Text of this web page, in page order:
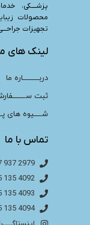
پزشــــکی،
محصولات
تجهیزات
لینک های
دربـــــــــاره ما
ثبت
شــــیوه های
تماس با ما
2979 937 0937
4092 135 0935
4093 135 0935
4094 135 0935